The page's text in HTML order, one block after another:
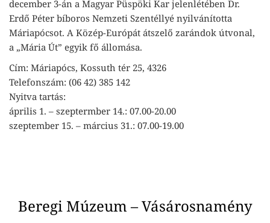
december 3-án a Magyar Püspöki Kar jelenlétében Dr.
Erdő Péter bíboros Nemzeti Szentéllyé nyilvánította
Máriapócsot. A Közép-Európát átszelő zarándok útvonal,
a „Mária Út” egyik fő állomása.
Cím: Máriapócs, Kossuth tér 25, 4326
Telefonszám: (06 42) 385 142
Nyitva tartás:
április 1. – szeptermber 14.: 07.00-20.00
szeptember 15. – március 31.: 07.00-19.00
Beregi Múzeum – Vásárosnamény